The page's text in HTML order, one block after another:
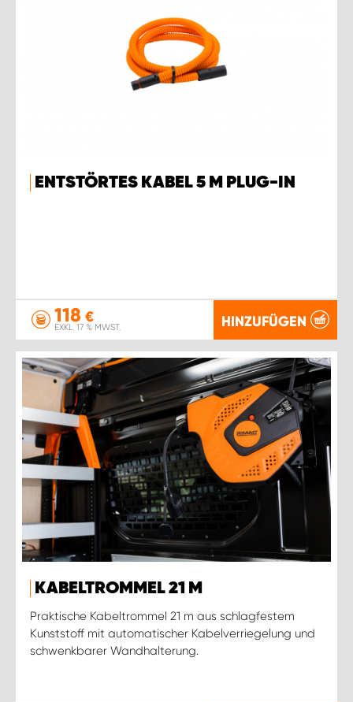
ENTSTÖRTES KABEL 5 M PLUG-IN
118 €
EXKL. 17 % MWST. HINZUFÜGEN
KABELTROMMEL 21 M
Praktische Kabeltrommel 21 m aus schlagfestem
Kunststoff mit automatischer Kabelverriegelung und
schwenkbarer Wandhalterung.